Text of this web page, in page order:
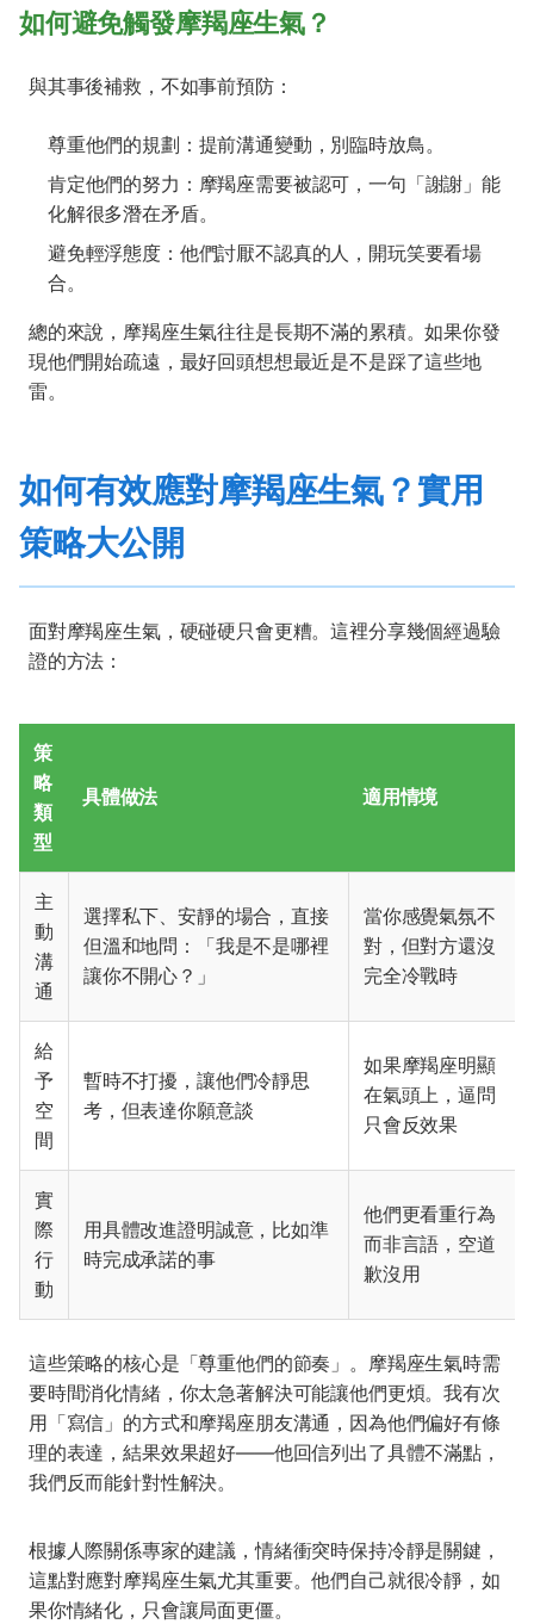
如何避免觸發摩羯座生氣？
與其事後補救，不如事前預防：
尊重他們的規劃：提前溝通變動，別臨時放鳥。
肯定他們的努力：摩羯座需要被認可，一句「謝謝」能
化解很多潛在矛盾。
避免輕浮態度：他們討厭不認真的人，開玩笑要看場
合。
總的來說，摩羯座生氣往往是長期不滿的累積。如果你發
現他們開始疏遠，最好回頭想想最近是不是踩了這些地
雷。
如何有效應對摩羯座生氣？實用
策略大公開
面對摩羯座生氣，硬碰硬只會更糟。這裡分享幾個經過驗
證的方法：
策
略
類
型
具體做法 適用情境
主
動
溝
通
選擇私下、安靜的場合，直接
但溫和地問：「我是不是哪裡
讓你不開心？」
當你感覺氣氛不
對，但對方還沒
完全冷戰時
給
予
空
間
暫時不打擾，讓他們冷靜思
考，但表達你願意談
如果摩羯座明顯
在氣頭上，逼問
只會反效果
實
際
行
動
用具體改進證明誠意，比如準
時完成承諾的事
他們更看重行為
而非言語，空道
歉沒用
這些策略的核心是「尊重他們的節奏」。摩羯座生氣時需
要時間消化情緒，你太急著解決可能讓他們更煩。我有次
用「寫信」的方式和摩羯座朋友溝通，因為他們偏好有條
理的表達，結果效果超好——他回信列出了具體不滿點，
我們反而能針對性解決。
根據人際關係專家的建議，情緒衝突時保持冷靜是關鍵，
這點對應對摩羯座生氣尤其重要。他們自己就很冷靜，如
果你情緒化，只會讓局面更僵。